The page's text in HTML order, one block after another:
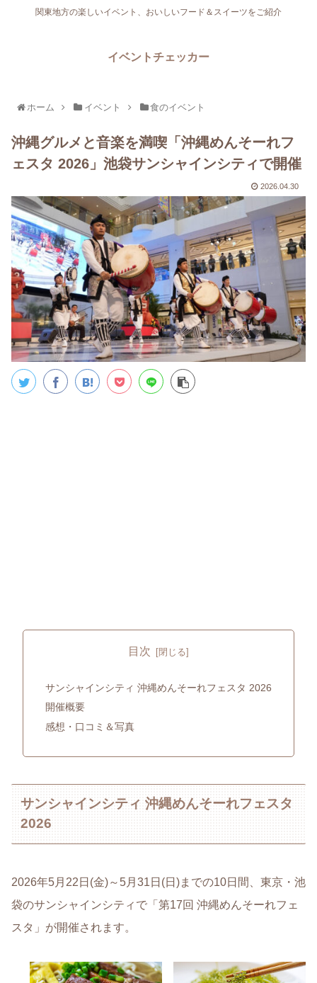
関東地方の楽しいイベント、おいしいフード＆スイーツをご紹介
イベントチェッカー
ホーム イベント 食のイベント
沖縄グルメと音楽を満喫「沖縄めんそーれフ
ェスタ 2026」池袋サンシャインシティで開催
2026.04.30
目次
サンシャインシティ 沖縄めんそーれフェスタ 2026
開催概要
感想・口コミ＆写真
サンシャインシティ 沖縄めんそーれフェスタ
2026
2026年5月22日(金)～5月31日(日)までの10日間、東京・池
袋のサンシャインシティで「第17回 沖縄めんそーれフェ
スタ」が開催されます。